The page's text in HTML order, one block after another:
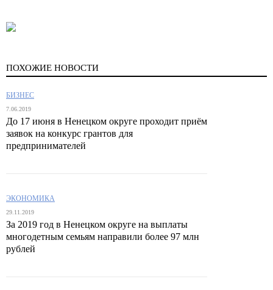
ПОХОЖИЕ НОВОСТИ
БИЗНЕС
7.06.2019
До 17 июня в Ненецком округе проходит приём
заявок на конкурс грантов для
предпринимателей
ЭКОНОМИКА
29.11.2019
За 2019 год в Ненецком округе на выплаты
многодетным семьям направили более 97 млн
рублей